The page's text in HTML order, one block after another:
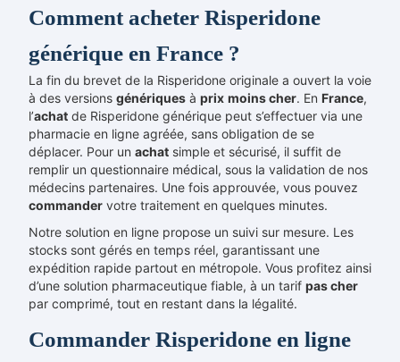
Comment acheter Risperidone
générique en France ?
La fin du brevet de la Risperidone originale a ouvert la voie
à des versions génériques à prix moins cher. En France,
l’achat de Risperidone générique peut s’effectuer via une
pharmacie en ligne agréée, sans obligation de se
déplacer. Pour un achat simple et sécurisé, il suffit de
remplir un questionnaire médical, sous la validation de nos
médecins partenaires. Une fois approuvée, vous pouvez
commander votre traitement en quelques minutes.
Notre solution en ligne propose un suivi sur mesure. Les
stocks sont gérés en temps réel, garantissant une
expédition rapide partout en métropole. Vous profitez ainsi
d’une solution pharmaceutique fiable, à un tarif pas cher
par comprimé, tout en restant dans la légalité.
Commander Risperidone en ligne